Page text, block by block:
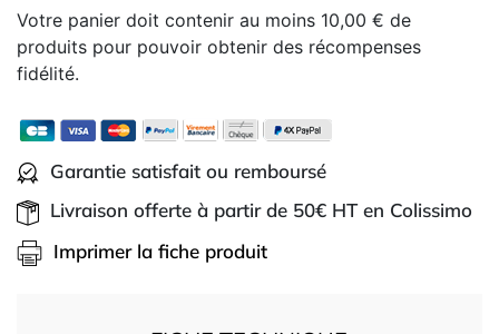
Votre panier doit contenir au moins 10,00 € de
produits pour pouvoir obtenir des récompenses
fidélité.
Garantie satisfait ou remboursé
Livraison offerte à partir de 50€ HT en Colissimo
Imprimer la fiche produit